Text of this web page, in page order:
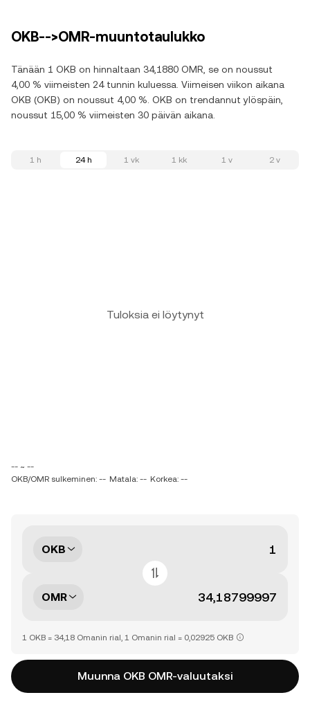
OKB-->OMR-muuntotaulukko
Tänään 1 OKB on hinnaltaan 34,1880 OMR, se on noussut
4,00 % viimeisten 24 tunnin kuluessa. Viimeisen viikon aikana
OKB (OKB) on noussut 4,00 %. OKB on trendannut ylöspäin,
noussut 15,00 % viimeisten 30 päivän aikana.
1 h 24 h 1 vk 1 kk 1 v 2 v
Tuloksia ei löytynyt
-- ~ --
OKB/OMR sulkeminen: -- Matala: -- Korkea: --
OKB
OMR
1 OKB = 34,18 Omanin rial, 1 Omanin rial = 0,02925 OKB
Muunna OKB OMR-valuutaksi